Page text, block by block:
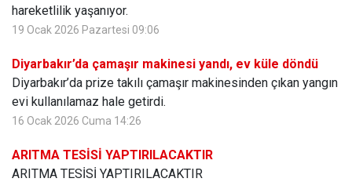
hareketlilik yaşanıyor.
19 Ocak 2026 Pazartesi 09:06
Diyarbakır’da çamaşır makinesi yandı, ev küle döndü
Diyarbakır’da prize takılı çamaşır makinesinden çıkan yangın
evi kullanılamaz hale getirdi.
16 Ocak 2026 Cuma 14:26
ARITMA TESİSİ YAPTIRILACAKTIR
ARITMA TESİSİ YAPTIRILACAKTIR